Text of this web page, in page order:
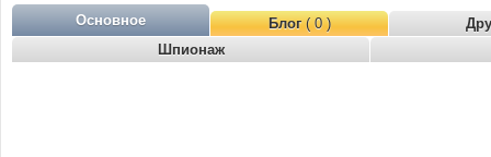
Основное Блог( 0 )
Шпионаж